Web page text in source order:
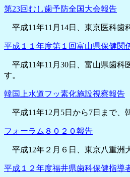
第23回むし歯予防全国大会報告
平成11年11月14日、東京医科歯
平成１１年度第１回富山県保健関
平成11年11月30日、富山県歯科
す。
韓国上水道フッ素化施設視察報告
平成11年12月5日から7日まで、
フォーラム８０２０報告
平成12年２月６日、東京八重洲
平成１２年度福井県歯科保健指導